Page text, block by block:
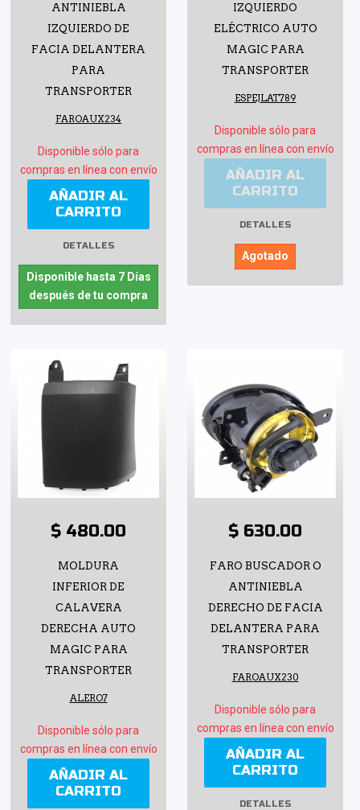
ANTINIEBLA
IZQUIERDO DE
FACIA DELANTERA
PARA
TRANSPORTER
FAROAUX234
Disponible sólo para
compras en línea con envío
AÑADIR AL
CARRITO
DETALLES
Disponible hasta 7 Días
después de tu compra
IZQUIERDO
ELÉCTRICO AUTO
MAGIC PARA
TRANSPORTER
ESPEJLAT789
Disponible sólo para
compras en línea con envío
AÑADIR AL
CARRITO
DETALLES
Agotado
$ 480.00
MOLDURA
INFERIOR DE
CALAVERA
DERECHA AUTO
MAGIC PARA
TRANSPORTER
ALERO7
Disponible sólo para
compras en línea con envío
AÑADIR AL
CARRITO
$ 630.00
FARO BUSCADOR O
ANTINIEBLA
DERECHO DE FACIA
DELANTERA PARA
TRANSPORTER
FAROAUX230
Disponible sólo para
compras en línea con envío
AÑADIR AL
CARRITO
DETALLES